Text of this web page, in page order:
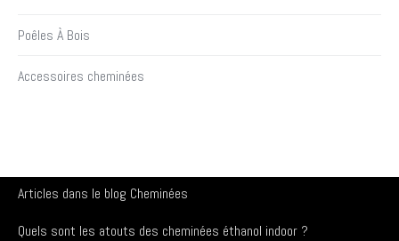
Poêles À Bois
Accessoires cheminées
Articles dans le blog Cheminées
Quels sont les atouts des cheminées éthanol indoor ?